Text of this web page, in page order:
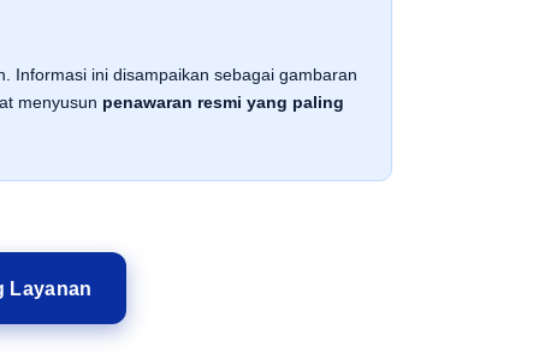
Informasi ini disampaikan sebagai gambaran
menyusun penawaran resmi yang paling
Layanan